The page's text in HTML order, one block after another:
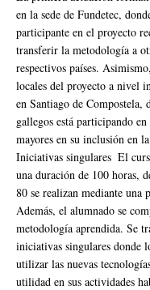
en la sede de Fundetec,
participante en el proyecto
transferir la metodología a
respectivos países.
locales del proyecto a nivel
en Santiago de Compostela,
gallegos está participando
mayores en su inclusión en
Iniciativas singulares El
una duración de 100 horas,
80 se realizan mediante
Además, el alumnado se
metodología aprendida. Se
iniciativas singulares donde
utilizar las nuevas
utilidad en sus actividades